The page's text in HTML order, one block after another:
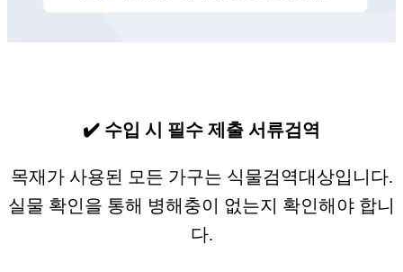
✔️ 수입 시 필수 제출 서류검역
목재가 사용된 모든 가구는 식물검역대상입니다.
실물 확인을 통해 병해충이 없는지 확인해야 합니
다.